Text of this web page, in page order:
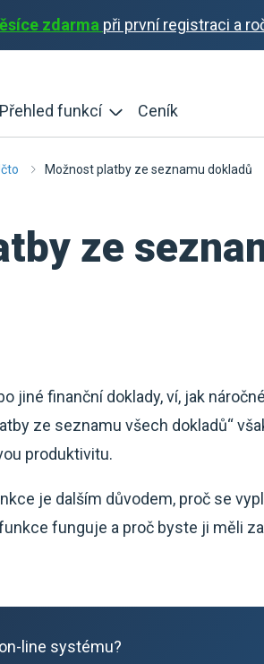
zdarma při první registraci a
Přehled funkcí Ceník
Možnost platby ze seznamu dokladů
ze
jiné finanční doklady, ví, jak
ze seznamu všech dokladů“
produktivitu.
je dalším důvodem, proč se
funguje a proč byste ji měli
line systému?